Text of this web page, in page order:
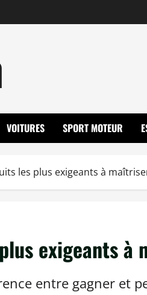
VOITURES SPORT MOTEUR
les plus exigeants à
exigeants à
entre gagner et